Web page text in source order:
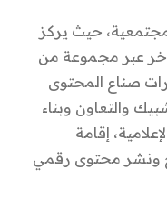
حيث يركز
عبر مجموعة من
صناع المحتوى
والتعاون وبناء
إقامة
ونشر محتوى رقمي